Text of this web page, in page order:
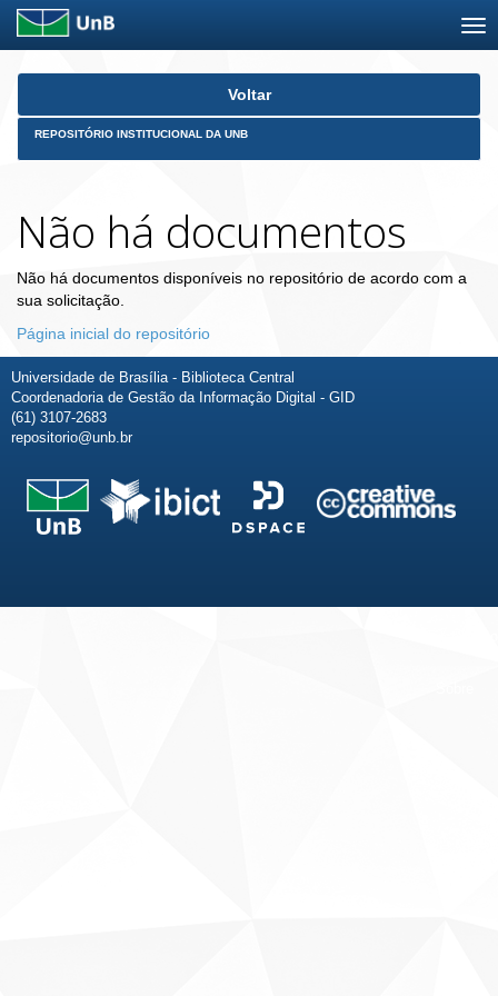
Skip
Voltar
REPOSITÓRIO INSTITUCIONAL DA UNB
Não há documentos
Não há documentos disponíveis no repositório de acordo com a
sua solicitação.
Página inicial do repositório
Universidade de Brasília - Biblioteca Central
Coordenadoria de Gestão da Informação Digital - GID
(61) 3107-2683
repositorio@unb.br